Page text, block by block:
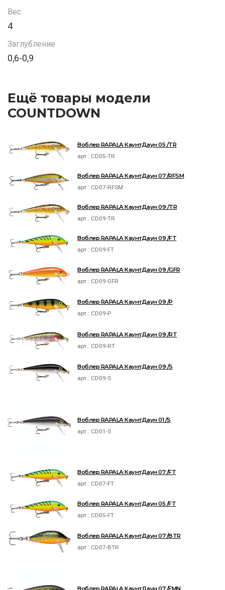
Вес
4
Заглубление
0,6-0,9
Ещё товары модели
COUNTDOWN
Воблер RAPALA КаунтДаун 05 /TR
арт.: CD05-TR
Воблер RAPALA КаунтДаун 07 /RFSM
арт.: CD07-RFSM
Воблер RAPALA КаунтДаун 09 /TR
арт.: CD09-TR
Воблер RAPALA КаунтДаун 09 /FT
арт.: CD09-FT
Воблер RAPALA КаунтДаун 09 /GFR
арт.: CD09-GFR
Воблер RAPALA КаунтДаун 09 /P
арт.: CD09-P
Воблер RAPALA КаунтДаун 09 /RT
арт.: CD09-RT
Воблер RAPALA КаунтДаун 09 /S
арт.: CD09-S
Воблер RAPALA КаунтДаун 01 /S
арт.: CD01-S
Воблер RAPALA КаунтДаун 07 /FT
арт.: CD07-FT
Воблер RAPALA КаунтДаун 05 /FT
арт.: CD05-FT
Воблер RAPALA КаунтДаун 07 /BTR
арт.: CD07-BTR
Воблер RAPALA КаунтДаун 07 /FMN